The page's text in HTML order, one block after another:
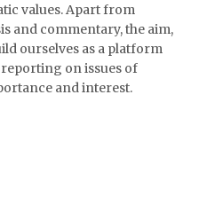
values. Apart from
and commentary, the aim,
ourselves as a platform
on issues of
and interest.